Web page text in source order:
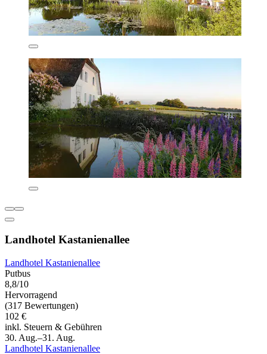
Landhotel Kastanienallee
Landhotel Kastanienallee
Putbus
8,8/10
Hervorragend
(317 Bewertungen)
102 €
inkl. Steuern & Gebühren
30. Aug.–31. Aug.
Landhotel Kastanienallee